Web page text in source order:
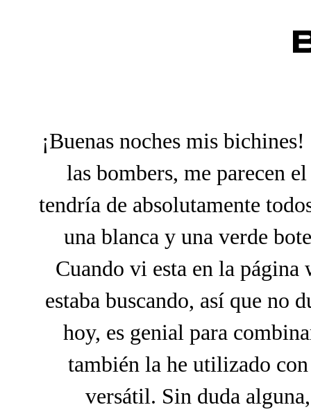
¡Buenas noches mis
las bombers, me parecen
tendría de absolutamente
una blanca y una verde
Cuando vi esta en la página
estaba buscando, así que no
hoy, es genial para
también la he utilizado
versátil. Sin duda